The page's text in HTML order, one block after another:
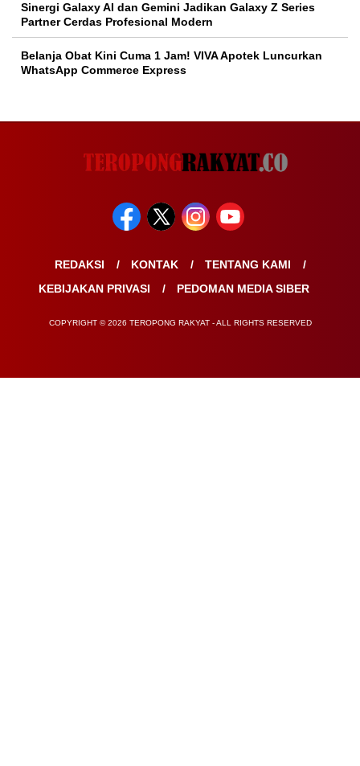
Sinergi Galaxy AI dan Gemini Jadikan Galaxy Z Series
Partner Cerdas Profesional Modern
Belanja Obat Kini Cuma 1 Jam! VIVA Apotek Luncurkan
WhatsApp Commerce Express
REDAKSI KONTAK
TENTANG KAMI
KEBIJAKAN PRIVASI
PEDOMAN MEDIA SIBER
COPYRIGHT © 2026 TEROPONG RAKYAT - ALL RIGHTS RESERVED